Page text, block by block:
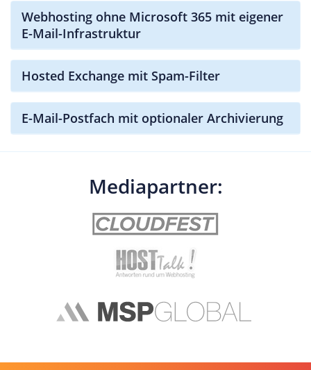
Webhosting ohne Microsoft 365 mit eigener
E-Mail-Infrastruktur
Hosted Exchange mit Spam-Filter
E-Mail-Postfach mit optionaler Archivierung
Mediapartner: